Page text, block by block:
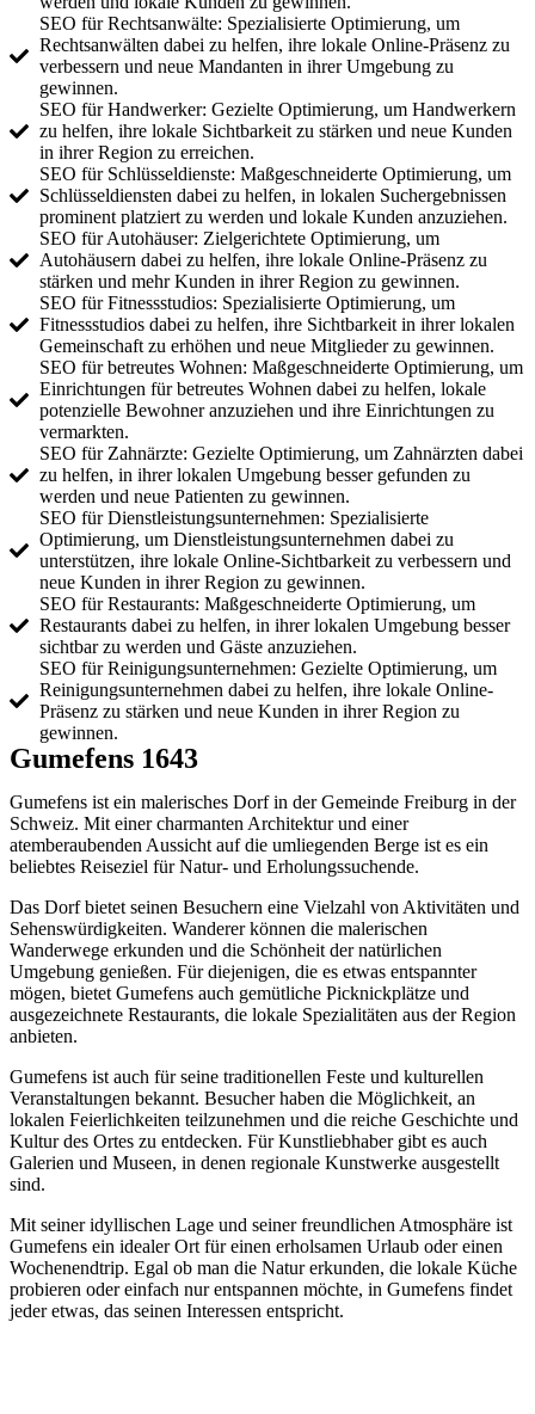
SEO für Rechtsanwälte: Spezialisierte Optimierung, um
Rechtsanwälten dabei zu helfen, ihre lokale Online-Präsenz zu
verbessern und neue Mandanten in ihrer Umgebung zu
gewinnen.
SEO für Handwerker: Gezielte Optimierung, um Handwerkern
zu helfen, ihre lokale Sichtbarkeit zu stärken und neue Kunden
in ihrer Region zu erreichen.
SEO für Schlüsseldienste: Maßgeschneiderte Optimierung, um
Schlüsseldiensten dabei zu helfen, in lokalen Suchergebnissen
prominent platziert zu werden und lokale Kunden anzuziehen.
SEO für Autohäuser: Zielgerichtete Optimierung, um
Autohäusern dabei zu helfen, ihre lokale Online-Präsenz zu
stärken und mehr Kunden in ihrer Region zu gewinnen.
SEO für Fitnessstudios: Spezialisierte Optimierung, um
Fitnessstudios dabei zu helfen, ihre Sichtbarkeit in ihrer lokalen
Gemeinschaft zu erhöhen und neue Mitglieder zu gewinnen.
SEO für betreutes Wohnen: Maßgeschneiderte Optimierung, um
Einrichtungen für betreutes Wohnen dabei zu helfen, lokale
potenzielle Bewohner anzuziehen und ihre Einrichtungen zu
vermarkten.
SEO für Zahnärzte: Gezielte Optimierung, um Zahnärzten dabei
zu helfen, in ihrer lokalen Umgebung besser gefunden zu
werden und neue Patienten zu gewinnen.
SEO für Dienstleistungsunternehmen: Spezialisierte
Optimierung, um Dienstleistungsunternehmen dabei zu
unterstützen, ihre lokale Online-Sichtbarkeit zu verbessern und
neue Kunden in ihrer Region zu gewinnen.
SEO für Restaurants: Maßgeschneiderte Optimierung, um
Restaurants dabei zu helfen, in ihrer lokalen Umgebung besser
sichtbar zu werden und Gäste anzuziehen.
SEO für Reinigungsunternehmen: Gezielte Optimierung, um
Reinigungsunternehmen dabei zu helfen, ihre lokale Online-
Präsenz zu stärken und neue Kunden in ihrer Region zu
gewinnen.
Gumefens 1643
Gumefens ist ein malerisches Dorf in der Gemeinde Freiburg in der
Schweiz. Mit einer charmanten Architektur und einer
atemberaubenden Aussicht auf die umliegenden Berge ist es ein
beliebtes Reiseziel für Natur- und Erholungssuchende.
Das Dorf bietet seinen Besuchern eine Vielzahl von Aktivitäten und
Sehenswürdigkeiten. Wanderer können die malerischen
Wanderwege erkunden und die Schönheit der natürlichen
Umgebung genießen. Für diejenigen, die es etwas entspannter
mögen, bietet Gumefens auch gemütliche Picknickplätze und
ausgezeichnete Restaurants, die lokale Spezialitäten aus der Region
anbieten.
Gumefens ist auch für seine traditionellen Feste und kulturellen
Veranstaltungen bekannt. Besucher haben die Möglichkeit, an
lokalen Feierlichkeiten teilzunehmen und die reiche Geschichte und
Kultur des Ortes zu entdecken. Für Kunstliebhaber gibt es auch
Galerien und Museen, in denen regionale Kunstwerke ausgestellt
sind.
Mit seiner idyllischen Lage und seiner freundlichen Atmosphäre ist
Gumefens ein idealer Ort für einen erholsamen Urlaub oder einen
Wochenendtrip. Egal ob man die Natur erkunden, die lokale Küche
probieren oder einfach nur entspannen möchte, in Gumefens findet
jeder etwas, das seinen Interessen entspricht.